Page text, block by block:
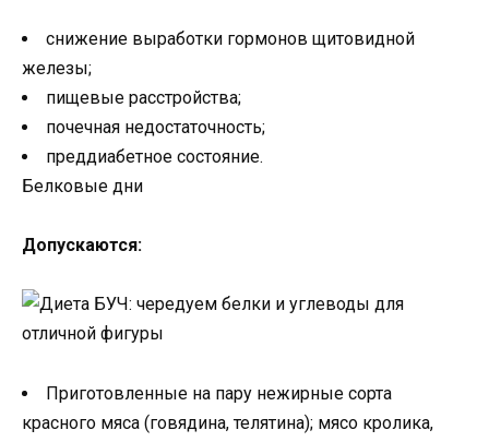
снижение выработки гормонов щитовидной
железы;
пищевые расстройства;
почечная недостаточность;
преддиабетное состояние.
Белковые дни
Допускаются:
Приготовленные на пару нежирные сорта
красного мяса (говядина, телятина); мясо кролика,